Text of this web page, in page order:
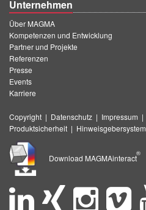
Unternehmen
Über MAGMA
Kompetenzen und Entwicklung
Partner und Projekte
Referenzen
Presse
Events
Karriere
Copyright | Datenschutz | Impressum |
Produktsicherheit | Hinweisgebersystem
Download MAGMAinteract
®